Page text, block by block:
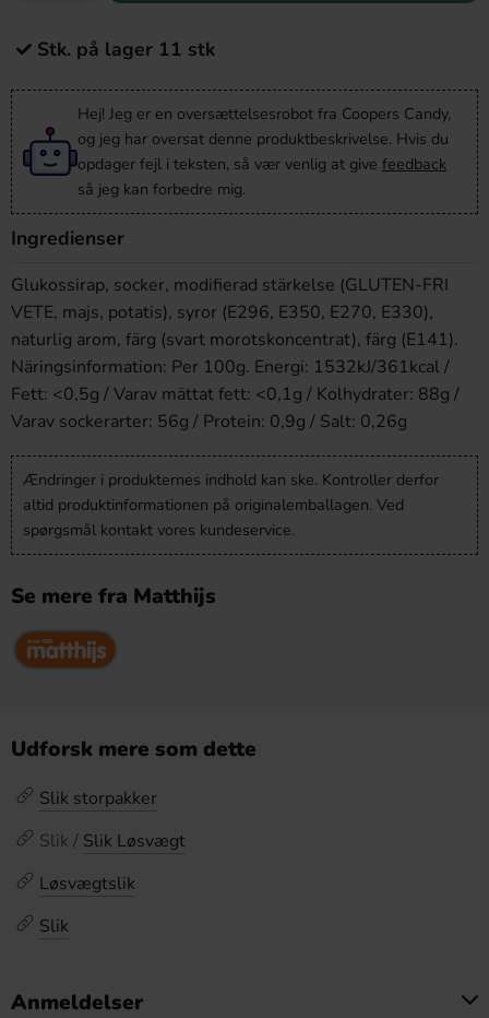
Stk. på lager 11 stk
Hej! Jeg er en oversættelsesrobot fra Coopers Candy,
og jeg har oversat denne produktbeskrivelse. Hvis du
opdager fejl i teksten, så vær venlig at give feedback
så jeg kan forbedre mig.
Ingredienser
Glukossirap, socker, modifierad stärkelse (GLUTEN-FRI
VETE, majs, potatis), syror (E296, E350, E270, E330),
naturlig arom, färg (svart morotskoncentrat), färg (E141).
Näringsinformation: Per 100g. Energi: 1532kJ/361kcal /
Fett: <0,5g / Varav mättat fett: <0,1g / Kolhydrater: 88g /
Varav sockerarter: 56g / Protein: 0,9g / Salt: 0,26g
Ændringer i produkternes indhold kan ske. Kontroller derfor
altid produktinformationen på originalemballagen. Ved
spørgsmål kontakt vores kundeservice.
Se mere fra Matthijs
Udforsk mere som dette
Slik storpakker
Slik / Slik Løsvægt
Løsvægtslik
Slik
Anmeldelser